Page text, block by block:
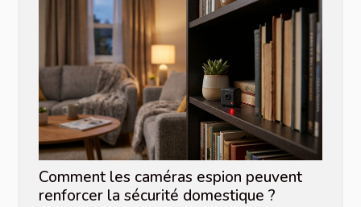
Comment les caméras espion peuvent
renforcer la sécurité domestique ?